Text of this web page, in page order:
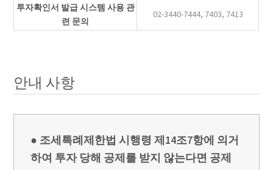
투자확인서 발급 시스템 사용 관
련 문의
02-3440-7444, 7403, 7413
안내 사항
● 조세특례제한법 시행령 제14조7항에 의거
하여 투자 당해 공제를 받지 않는다면 공제